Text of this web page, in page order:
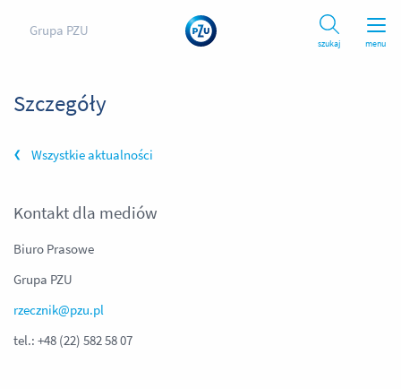
Grupa PZU
szukaj menu
Szczegóły
Wszystkie aktualności
Kontakt dla mediów
Biuro Prasowe
Grupa PZU
rzecznik@pzu.pl
tel.: +48 (22) 582 58 07